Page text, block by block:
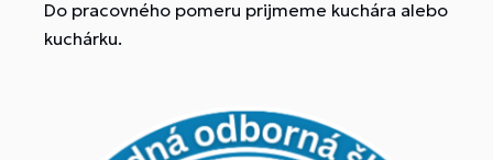
Do pracovného pomeru prijmeme kuchára alebo
kuchárku.